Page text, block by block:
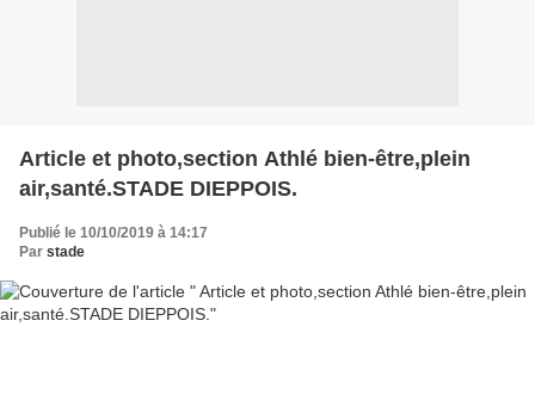
Article et photo,section Athlé bien-être,plein
air,santé.STADE DIEPPOIS.
Publié le 10/10/2019 à 14:17
Par stade